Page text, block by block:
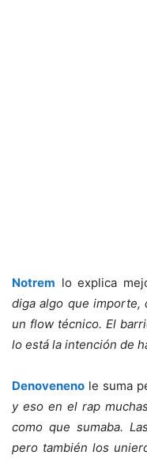
Notrem lo explica
diga algo que importe,
un flow técnico. El
lo está la intención de
Denoveneno le suma
y eso en el rap
como que sumaba.
pero también los